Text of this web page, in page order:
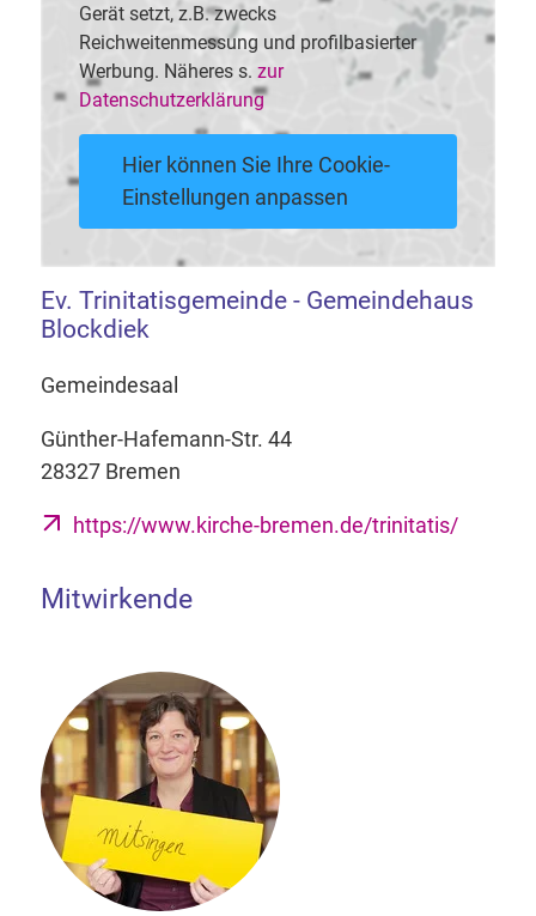
Gerät setzt, z.B. zwecks
Reichweitenmessung und profilbasierter
Werbung. Näheres s. zur
Datenschutzerklärung
Hier können Sie Ihre Cookie-
Einstellungen anpassen
Ev. Trinitatisgemeinde - Gemeindehaus
Blockdiek
Gemeindesaal
Günther-Hafemann-Str. 44
28327 Bremen
https://www.kirche-bremen.de/trinitatis/
Mitwirkende